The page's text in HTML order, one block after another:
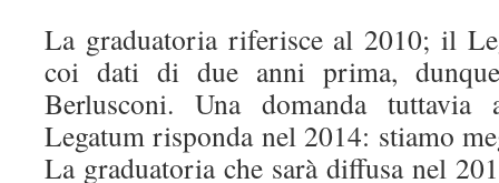
La graduatoria riferisce al 2010; il
coi dati di due anni prima,
Berlusconi. Una domanda
Legatum risponda nel 2014: stiamo
La graduatoria che sarà diffusa nel